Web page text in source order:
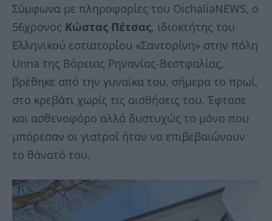
Σύμφωνα με πληροφορίες του OichaliaNEWS, ο
56χρονος Κώστας Πέτσας, ιδιοκτήτης του
Ελληνικού εστιατορίου «Σαντορίνη» στην πόλη
Unna της Βόρειας Ρηνανίας-Βεστφαλίας,
βρέθηκε από την γυναίκα του, σήμερα το πρωί,
στο κρεβάτι χωρίς τις αισθήσεις του. Έφτασε
και ασθενοφόρο αλλά δυστυχώς το μόνο που
μπόρεσαν οι γιατροί ήταν να επιβεβαιώνουν
το θάνατό του.